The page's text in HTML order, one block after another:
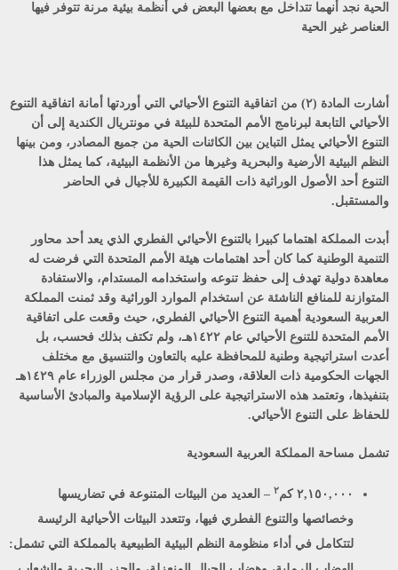
الحية نجد أنهما تتداخل مع بعضها البعض في أنظمة بيئية مرنة تتوفر فيها
العناصر غير الحية
أشارت المادة (۲) من اتفاقية التنوع الأحيائي التي أوردتها أمانة اتفاقية التنوع
الأحيائي التابعة لبرنامج الأمم المتحدة للبيئة في مونتريال الكندية إلى أن
التنوع الأحيائي يمثل التباين بين الكائنات الحية من جميع المصادر، ومن بينها
النظم البيئية الأرضية والبحرية وغيرها من الأنظمة البيئية، كما يمثل هذا
التنوع أحد الأصول الوراثية ذات القيمة الكبيرة للأجيال في الحاضر
والمستقبل.
أبدت المملكة اهتماما كبيرا بالتنوع الأحيائي الفطري الذي يعد أحد محاور
التنمية الوطنية كما كان أحد اهتمامات هيئة الأمم المتحدة التي فرضت له
معاهدة دولية تهدف إلى حفظ تنوعه واستخدامه المستدام، والاستفادة
المتوازنة للمنافع الناشئة عن استخدام الموارد الوراثية وقد ثمنت المملكة
العربية السعودية أهمية التنوع الأحيائي الفطري، حيث وقعت على اتفاقية
الأمم المتحدة للتنوع الأحيائي عام ١٤٢٢هـ، ولم تكتف بذلك فحسب، بل
أعدت استراتيجية وطنية للمحافظة عليه بالتعاون والتنسيق مع مختلف
الجهات الحكومية ذات العلاقة، وصدر قرار من مجلس الوزراء عام ١٤٢٩هـ
بتنفيذها، وتعتمد هذه الاستراتيجية على الرؤية الإسلامية والمبادئ الأساسية
للحفاظ على التنوع الأحيائي.
تشمل مساحة المملكة العربية السعودية
٢,١٥٠,٠٠٠ كم ٢ – العديد من البيئات المتنوعة في تضاريسها
وخصائصها والتنوع الفطري فيها، وتتعدد البيئات الأحيائية الرئيسة
لتتكامل في أداء منظومة النظم البيئية الطبيعية بالمملكة التي تشمل: